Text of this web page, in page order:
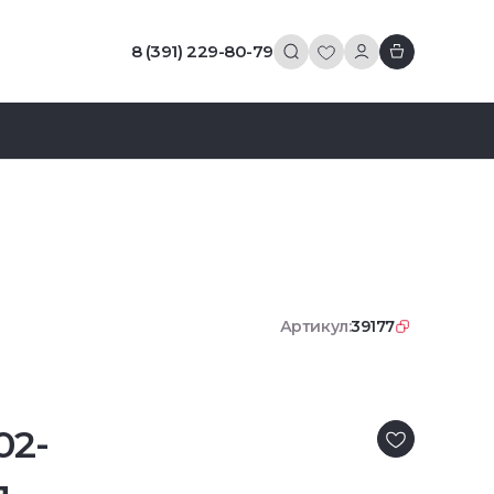
8 (391) 229-80-79
Артикул:39177